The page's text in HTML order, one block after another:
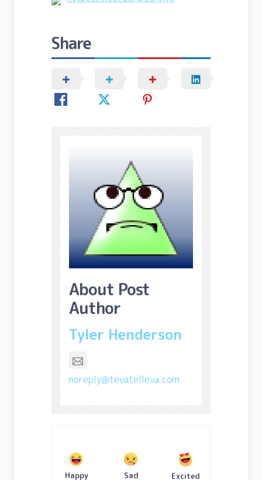
Share
About Post
Author
Tyler Henderson
noreply@tevatelleva.com
Happy Sad Excited